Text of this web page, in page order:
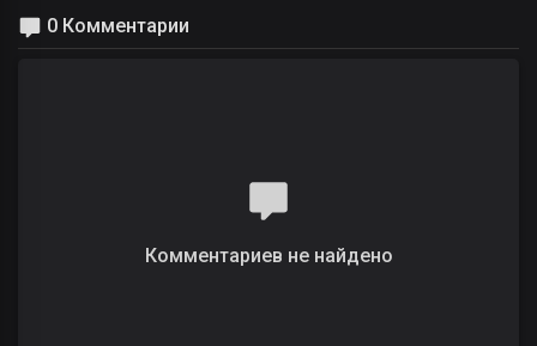
0 Комментарии
Комментариев не найдено